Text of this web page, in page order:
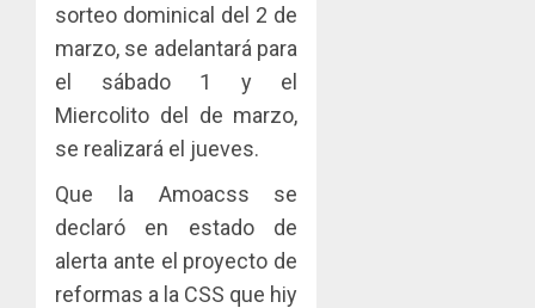
sorteo dominical del 2 de
marzo, se adelantará para
el sábado 1 y el
Miercolito del de marzo,
se realizará el jueves.
Que la Amoacss se
declaró en estado de
alerta ante el proyecto de
reformas a la CSS que hiy